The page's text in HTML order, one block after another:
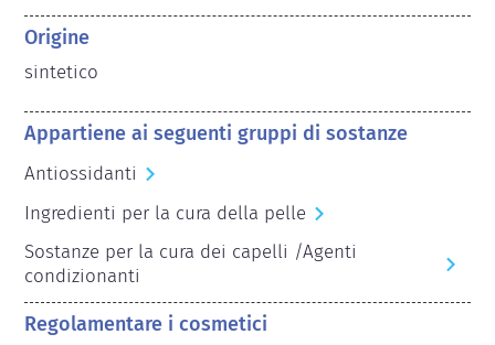
Origine
sintetico
Appartiene ai seguenti gruppi di sostanze
Antiossidanti
Ingredienti per la cura della pelle
Sostanze per la cura dei capelli /Agenti
condizionanti
Regolamentare i cosmetici